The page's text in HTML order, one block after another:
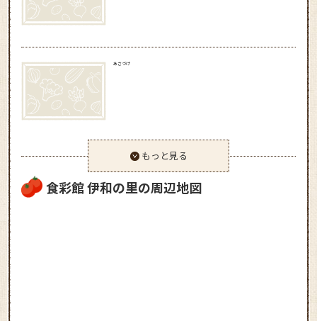
あさづけ
もっと見る
食彩館 伊和の里の周辺地図